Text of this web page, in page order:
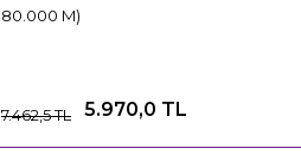
80.000 M)
5.970,0 TL
7.462,5 TL